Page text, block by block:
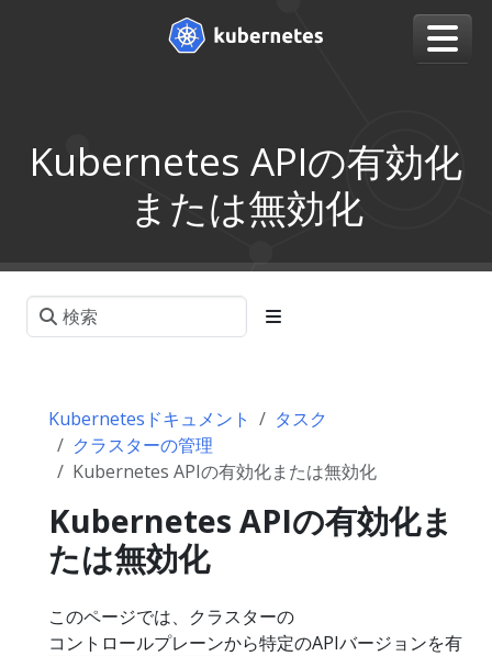
Kubernetes APIの有効化
または無効化
Kubernetesドキュメント
タスク
クラスターの管理
Kubernetes APIの有効化または無効化
Kubernetes APIの有効化ま
たは無効化
このページでは、クラスターの
コントロールプレーンから特定のAPIバージョンを有